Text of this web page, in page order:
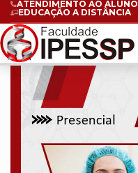
ATENDIMENTO AO ALUNO
EDUCAÇÃO A DISTÂNCIA